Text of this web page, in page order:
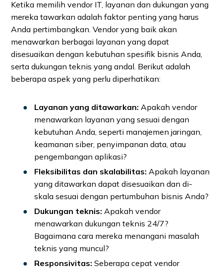
Ketika memilih vendor IT, layanan dan dukungan yang
mereka tawarkan adalah faktor penting yang harus
Anda pertimbangkan. Vendor yang baik akan
menawarkan berbagai layanan yang dapat
disesuaikan dengan kebutuhan spesifik bisnis Anda,
serta dukungan teknis yang andal. Berikut adalah
beberapa aspek yang perlu diperhatikan:
Layanan yang ditawarkan: Apakah vendor
menawarkan layanan yang sesuai dengan
kebutuhan Anda, seperti manajemen jaringan,
keamanan siber, penyimpanan data, atau
pengembangan aplikasi?
Fleksibilitas dan skalabilitas: Apakah layanan
yang ditawarkan dapat disesuaikan dan di-
skala sesuai dengan pertumbuhan bisnis Anda?
Dukungan teknis: Apakah vendor
menawarkan dukungan teknis 24/7?
Bagaimana cara mereka menangani masalah
teknis yang muncul?
Responsivitas: Seberapa cepat vendor